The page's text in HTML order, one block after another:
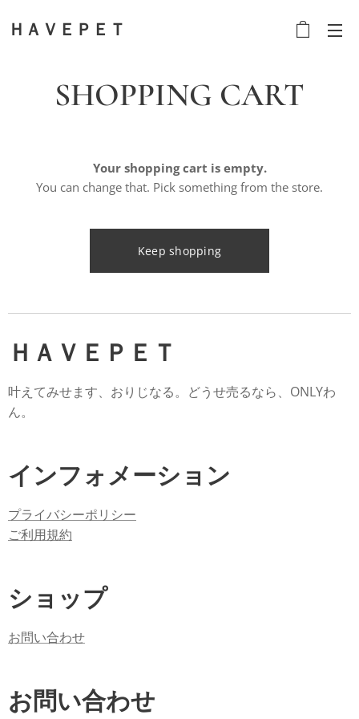
ＨＡＶＥＰＥＴ
SHOPPING CART
Your shopping cart is empty.
You can change that. Pick something from the store.
Keep shopping
ＨＡＶＥＰＥＴ
叶えてみせます、おりじなる。どうせ売るなら、ONLYわ
ん。
インフォメーション
プライバシーポリシー
ご利用規約
ショップ
お問い合わせ
お問い合わせ